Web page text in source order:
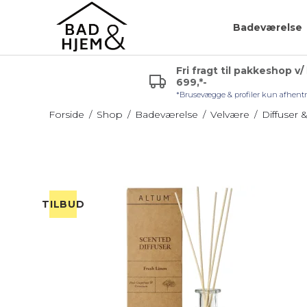
Badeværelse
Glashylde badeværelse
Hjørnehylde
Badeværelsespejle
uden lys
Fri fragt til pakkeshop
699,*-
*Brusevægge & profiler kun
Forside / Shop / Badeværelse / Velvære / Diffuser
TILBUD